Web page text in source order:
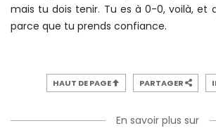
mais tu dois tenir. Tu es à 0-0, voilà, et
parce que tu prends confiance.
HAUT DE PAGE PARTAGER
En savoir plus sur